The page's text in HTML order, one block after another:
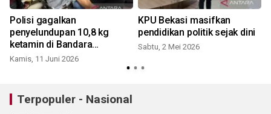
Polisi gagalkan
penyelundupan 10,8 kg
ketamin di Bandara
Soekarno-Hatta
Kamis, 11 Juni 2026
KPU Bekasi masifkan
pendidikan politik sejak dini
Sabtu, 2 Mei 2026
Terpopuler - Nasional